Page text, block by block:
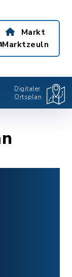
Markt
Marktzeuln
Digitaler
Ortsplan